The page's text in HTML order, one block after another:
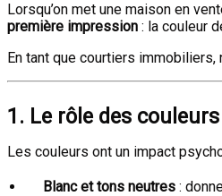
Lorsqu’on met une maison en
première impression : la couleur
En tant que courtiers
1. Le rôle des
Les couleurs ont un impact
Blanc et tons neutres :